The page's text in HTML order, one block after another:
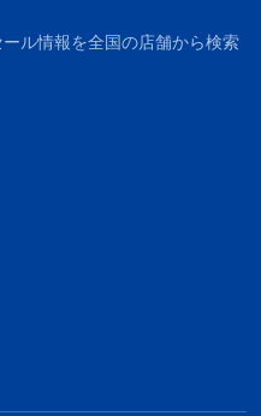
ル情報を全国の店舗から検索